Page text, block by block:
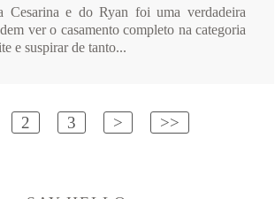
Cesarina e do Ryan foi uma verdadeira
ver o casamento completo na categoria
e suspirar de tanto...
2 3 > >>